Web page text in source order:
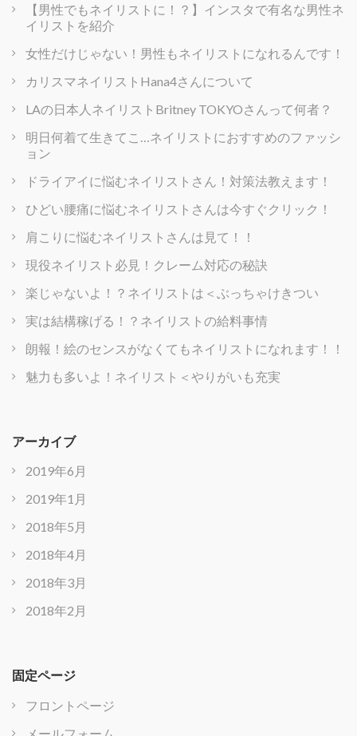
【男性でもネイリストに！？】インスタで有名な男性ネ
イリストを紹介
女性だけじゃない！男性もネイリストになれるんです！
カリスマネイリストHana4さんについて
LAの日本人ネイリストBritney TOKYOさんって何者？
明日何着て生きてこ…ネイリストにおすすめのファッシ
ョン
ドライアイに悩むネイリストさん！対策法教えます！
ひどい腰痛に悩むネイリストさんは今すぐクリック！
肩こりに悩むネイリストさんは見て！！
現役ネイリスト必見！クレーム対応の秘訣
楽じゃないよ！？ネイリストは＜ぶっちゃけきつい
実は結構稼げる！？ネイリストの給料事情
朗報！絵のセンスがなくてもネイリストになれます！！
魅力も多いよ！ネイリスト＜やりがいも充実
アーカイブ
2019年6月
2019年1月
2018年5月
2018年4月
2018年3月
2018年2月
固定ページ
フロントページ
メールフォーム